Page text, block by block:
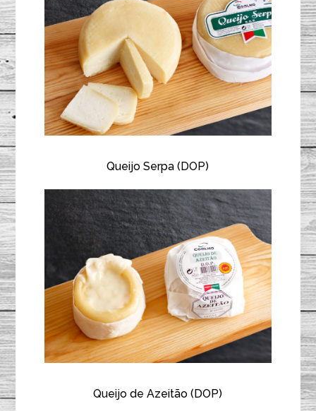
Queijo Serpa (DOP)
Queijo de Azeitão (DOP)